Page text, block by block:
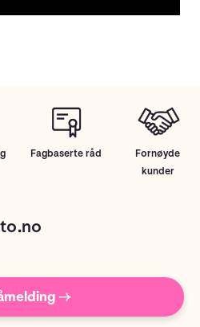
Fagbaserte råd
Fornøyde
kunder
→